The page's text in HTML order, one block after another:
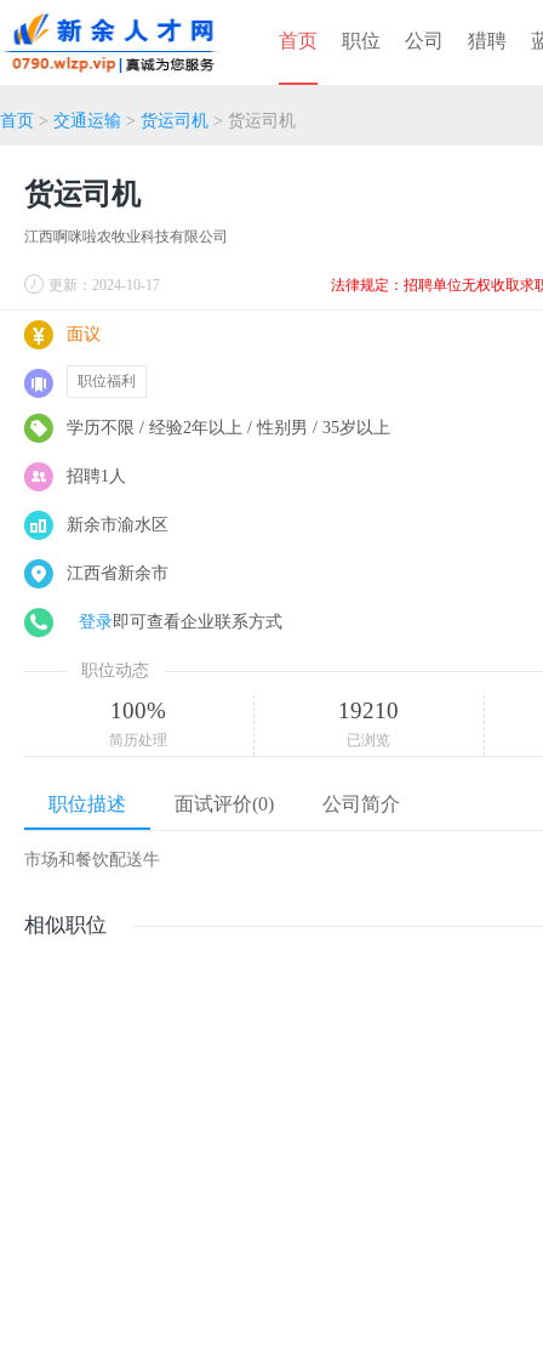
首页 职位 公司 猎聘
首页 > 交通运输 > 货运司机 > 货运司机
货运司机
江西啊咪啦农牧业科技有限公司
更新：2024-10-17 法律规定：招聘单位无权收取求
面议
职位福利
学历不限 / 经验2年以上 / 性别男 / 35岁以上
招聘1人
新余市渝水区
江西省新余市
登录即可查看企业联系方式
职位动态
100%
简历处理
19210
已浏览
职位描述 面试评价(0) 公司简介
市场和餐饮配送牛
相似职位